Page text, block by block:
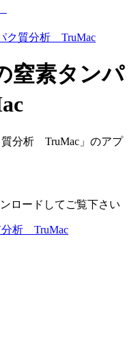
ク質分析 TruMac
窒素タンパ
質分析 TruMac」のアプ
ロードしてご覧下さい
分析 TruMac